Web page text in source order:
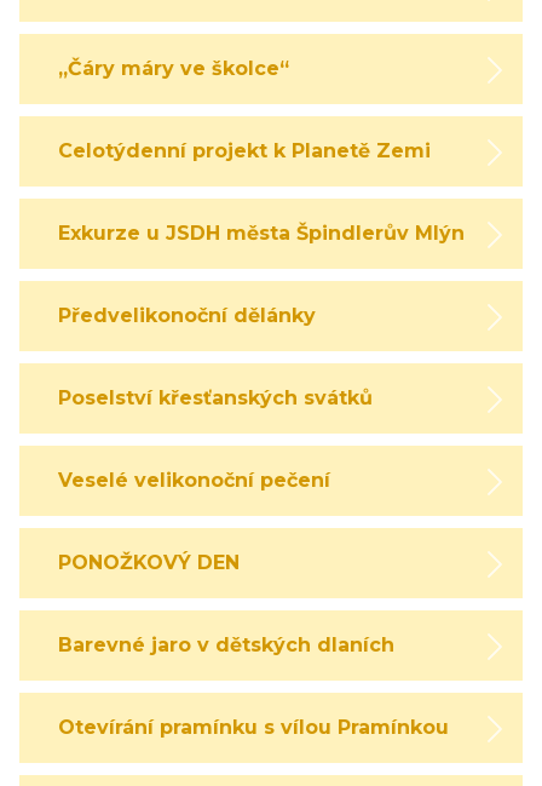
„Čáry máry ve školce“
Celotýdenní projekt k Planetě Zemi
Exkurze u JSDH města Špindlerův Mlýn
Předvelikonoční dělánky
Poselství křesťanských svátků
Veselé velikonoční pečení
PONOŽKOVÝ DEN
Barevné jaro v dětských dlaních
Otevírání pramínku s vílou Pramínkou